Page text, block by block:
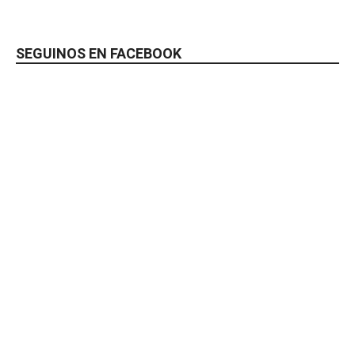
SEGUINOS EN FACEBOOK